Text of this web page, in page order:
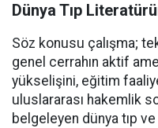
Dünya Tıp
Söz konusu çalışma;
genel cerrahın aktif
yükselişini, eğitim
uluslararası hakemlik
belgeleyen dünya tıp